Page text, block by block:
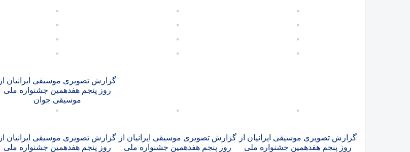
گزارش تصویری موسیقی ایرانیان از
روز پنجم هفدهمین جشنواره ملی
موسیقی جوان
گزارش تصویری موسیقی ایرانیان از
روز پنجم هفدهمین جشنواره ملی
گزارش تصویری موسیقی ایرانیان از
روز پنجم هفدهمین جشنواره ملی
گزارش تصویری موسیقی ایرانیان از
روز پنجم هفدهمین جشنواره ملی